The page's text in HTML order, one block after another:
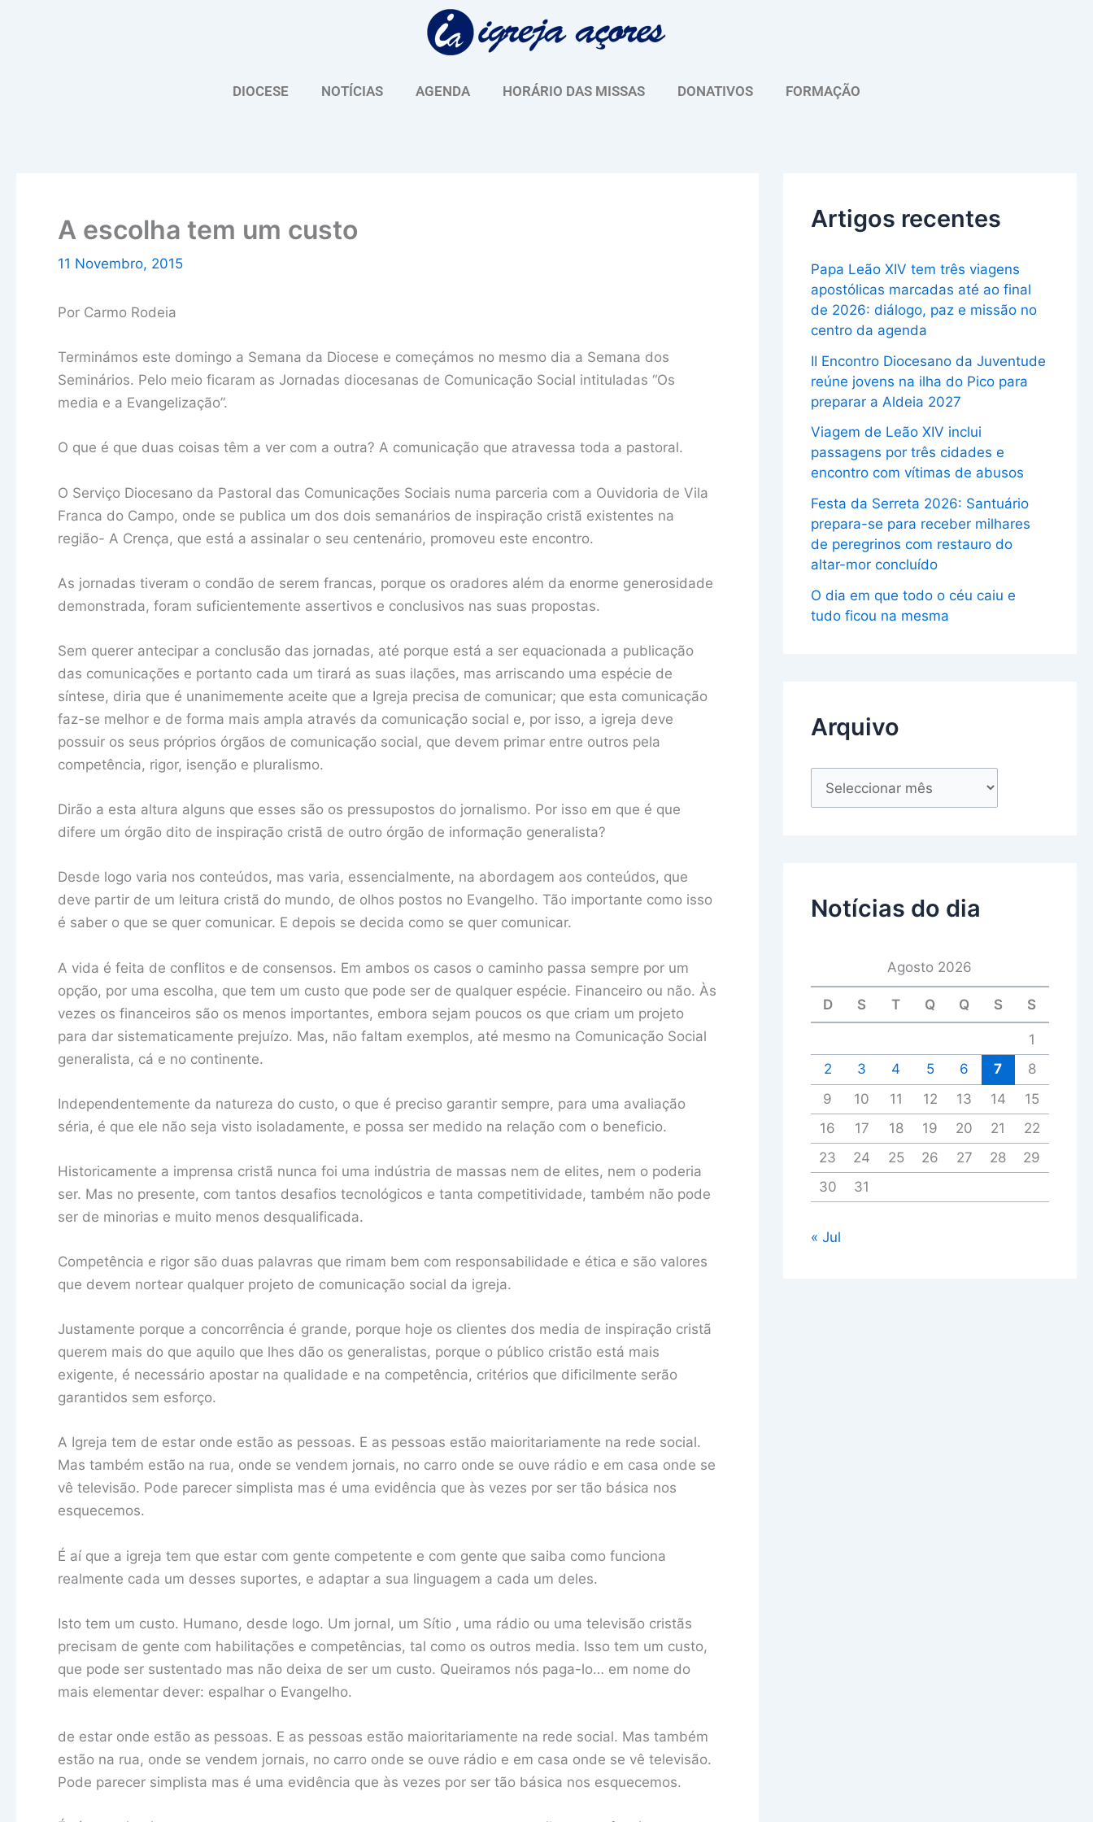
DIOCESE NOTÍCIAS AGENDA HORÁRIO DAS MISSAS DONATIVOS FORMAÇÃO
A escolha tem um custo
11 Novembro, 2015
Por Carmo Rodeia
Terminámos este domingo a Semana da Diocese e começámos no mesmo dia a Semana dos
Seminários. Pelo meio ficaram as Jornadas diocesanas de Comunicação Social intituladas “Os
media e a Evangelização”.
O que é que duas coisas têm a ver com a outra? A comunicação que atravessa toda a pastoral.
O Serviço Diocesano da Pastoral das Comunicações Sociais numa parceria com a Ouvidoria de Vila
Franca do Campo, onde se publica um dos dois semanários de inspiração cristã existentes na
região- A Crença, que está a assinalar o seu centenário, promoveu este encontro.
As jornadas tiveram o condão de serem francas, porque os oradores além da enorme generosidade
demonstrada, foram suficientemente assertivos e conclusivos nas suas propostas.
Sem querer antecipar a conclusão das jornadas, até porque está a ser equacionada a publicação
das comunicações e portanto cada um tirará as suas ilações, mas arriscando uma espécie de
síntese, diria que é unanimemente aceite que a Igreja precisa de comunicar; que esta comunicação
faz-se melhor e de forma mais ampla através da comunicação social e, por isso, a igreja deve
possuir os seus próprios órgãos de comunicação social, que devem primar entre outros pela
competência, rigor, isenção e pluralismo.
Dirão a esta altura alguns que esses são os pressupostos do jornalismo. Por isso em que é que
difere um órgão dito de inspiração cristã de outro órgão de informação generalista?
Desde logo varia nos conteúdos, mas varia, essencialmente, na abordagem aos conteúdos, que
deve partir de um leitura cristã do mundo, de olhos postos no Evangelho. Tão importante como isso
é saber o que se quer comunicar. E depois se decida como se quer comunicar.
A vida é feita de conflitos e de consensos. Em ambos os casos o caminho passa sempre por um
opção, por uma escolha, que tem um custo que pode ser de qualquer espécie. Financeiro ou não. Às
vezes os financeiros são os menos importantes, embora sejam poucos os que criam um projeto
para dar sistematicamente prejuízo. Mas, não faltam exemplos, até mesmo na Comunicação Social
generalista, cá e no continente.
Independentemente da natureza do custo, o que é preciso garantir sempre, para uma avaliação
séria, é que ele não seja visto isoladamente, e possa ser medido na relação com o beneficio.
Historicamente a imprensa cristã nunca foi uma indústria de massas nem de elites, nem o poderia
ser. Mas no presente, com tantos desafios tecnológicos e tanta competitividade, também não pode
ser de minorias e muito menos desqualificada.
Competência e rigor são duas palavras que rimam bem com responsabilidade e ética e são valores
que devem nortear qualquer projeto de comunicação social da igreja.
Justamente porque a concorrência é grande, porque hoje os clientes dos media de inspiração cristã
querem mais do que aquilo que lhes dão os generalistas, porque o público cristão está mais
exigente, é necessário apostar na qualidade e na competência, critérios que dificilmente serão
garantidos sem esforço.
A Igreja tem de estar onde estão as pessoas. E as pessoas estão maioritariamente na rede social.
Mas também estão na rua, onde se vendem jornais, no carro onde se ouve rádio e em casa onde se
vê televisão. Pode parecer simplista mas é uma evidência que às vezes por ser tão básica nos
esquecemos.
É aí que a igreja tem que estar com gente competente e com gente que saiba como funciona
realmente cada um desses suportes, e adaptar a sua linguagem a cada um deles.
Isto tem um custo. Humano, desde logo. Um jornal, um Sítio , uma rádio ou uma televisão cristãs
precisam de gente com habilitações e competências, tal como os outros media. Isso tem um custo,
que pode ser sustentado mas não deixa de ser um custo. Queiramos nós paga-lo… em nome do
mais elementar dever: espalhar o Evangelho.
de estar onde estão as pessoas. E as pessoas estão maioritariamente na rede social. Mas também
estão na rua, onde se vendem jornais, no carro onde se ouve rádio e em casa onde se vê televisão.
Pode parecer simplista mas é uma evidência que às vezes por ser tão básica nos esquecemos.
Artigos recentes
Papa Leão XIV tem três viagens
apostólicas marcadas até ao final
de 2026: diálogo, paz e missão no
centro da agenda
II Encontro Diocesano da Juventude
reúne jovens na ilha do Pico para
preparar a Aldeia 2027
Viagem de Leão XIV inclui
passagens por três cidades e
encontro com vítimas de abusos
Festa da Serreta 2026: Santuário
prepara-se para receber milhares
de peregrinos com restauro do
altar-mor concluído
O dia em que todo o céu caiu e
tudo ficou na mesma
Arquivo
u
Notícias do dia
Agosto 2026
D S T Q Q S S
1
2
3 4 5 6 7
8
9
10 11 12 13 14
15
16
17 18 19 20 21
22
23
24 25 26 27 28
29
30
31
« Jul